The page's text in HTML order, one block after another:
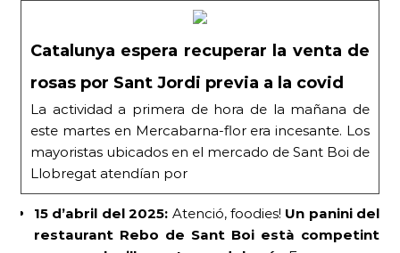
Catalunya espera recuperar la venta de
rosas por Sant Jordi previa a la covid
La actividad a primera de hora de la mañana de
este martes en Mercabarna-flor era incesante. Los
mayoristas ubicados en el mercado de Sant Boi de
Llobregat atendían por
15 d’abril del 2025: Atenció, foodies! Un panini del
restaurant Rebo de Sant Boi està competint